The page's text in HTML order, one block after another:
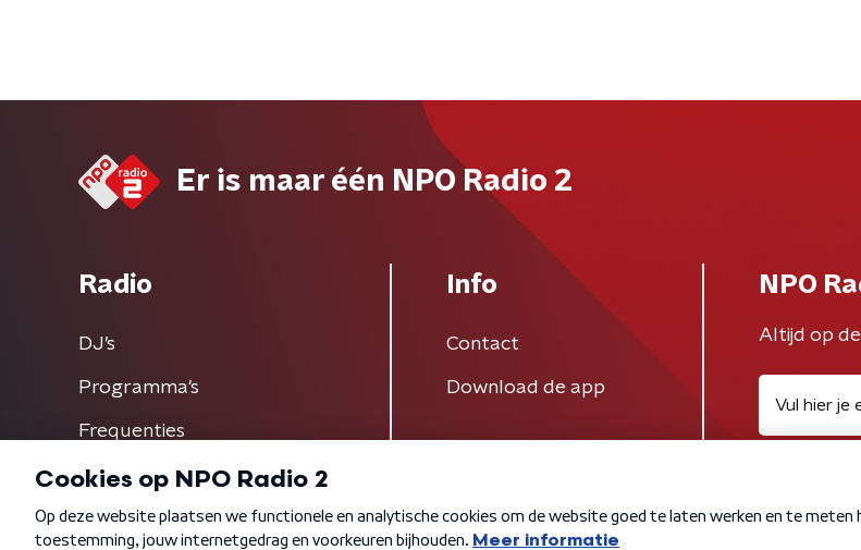
Er is maar één NPO Radio 2
Radio
DJ’s
Programma's
Frequenties
Info
Contact
Download de app
NPO
Altijd op